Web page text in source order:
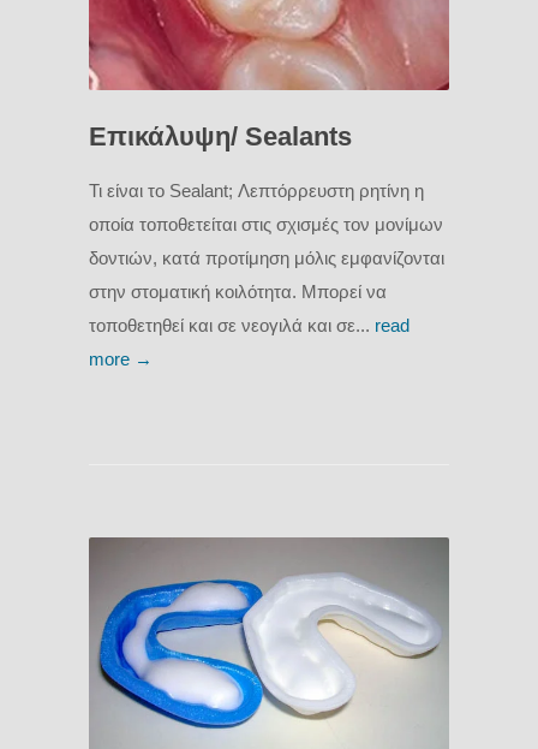
Επικάλυψη/ Sealants
Τι είναι το Sealant; Λεπτόρρευστη ρητίνη η
οποία τοποθετείται στις σχισμές τον μονίμων
δοντιών, κατά προτίμηση μόλις εμφανίζονται
στην στοματική κοιλότητα. Μπορεί να
τοποθετηθεί και σε νεογιλά και σε... read
more →